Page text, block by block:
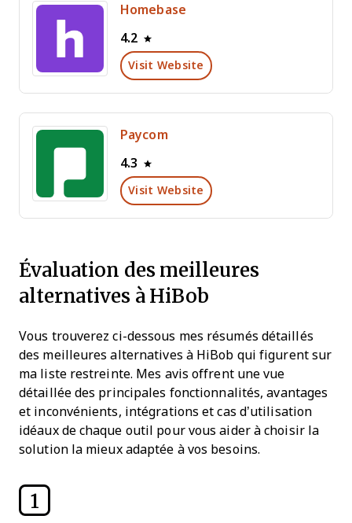
Homebase
4.2
Visit Website
Paycom
4.3
Visit Website
Évaluation des meilleures
alternatives à HiBob
Vous trouverez ci-dessous mes résumés détaillés
des meilleures alternatives à HiBob qui figurent sur
ma liste restreinte. Mes avis offrent une vue
détaillée des principales fonctionnalités, avantages
et inconvénients, intégrations et cas d’utilisation
idéaux de chaque outil pour vous aider à choisir la
solution la mieux adaptée à vos besoins.
1